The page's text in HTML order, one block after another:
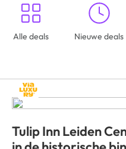
Alle deals Nieuwe deals
Tulip Inn Leiden